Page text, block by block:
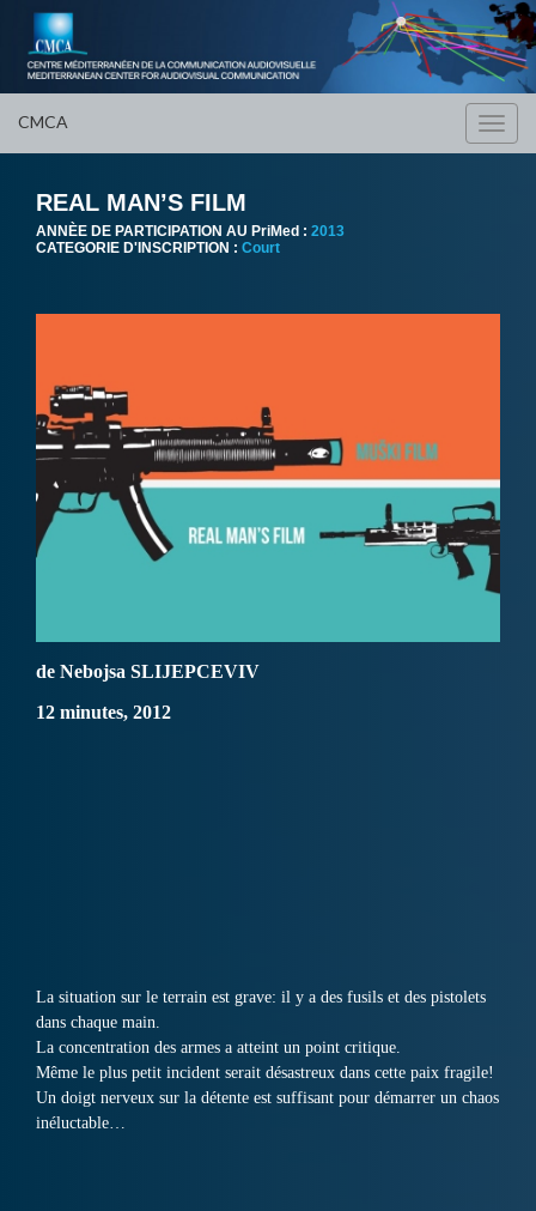
CMCA
REAL MAN’S FILM
ANNÈE DE PARTICIPATION AU PriMed : 2013
CATEGORIE D'INSCRIPTION : Court
de Nebojsa SLIJEPCEVIV
12 minutes, 2012
La situation sur le terrain est grave: il y a des fusils et des pistolets
dans chaque main.
La concentration des armes a atteint un point critique.
Même le plus petit incident serait désastreux dans cette paix fragile!
Un doigt nerveux sur la détente est suffisant pour démarrer un chaos
inéluctable…